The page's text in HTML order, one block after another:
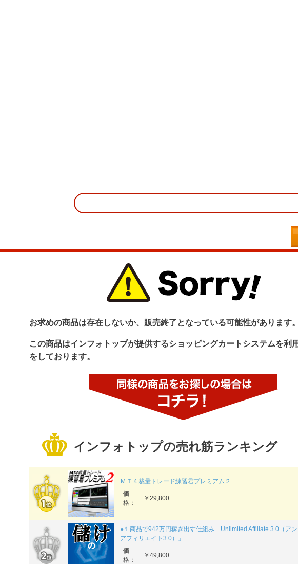
お求めの商品は存在しないか、販売終了となっている可能性があります。
この商品はインフォトップが提供するショッピングカートシステムを利
をしております。
インフォトップの売れ筋ランキング
ＭＴ４裁量トレード練習君プレミアム２
価
格：
￥29,800
●１商品で942万円稼ぎ出す仕組み「Unlimited Affiliate 3.0（ア
アフィリエイト3.0）」
価
格：
￥49,800